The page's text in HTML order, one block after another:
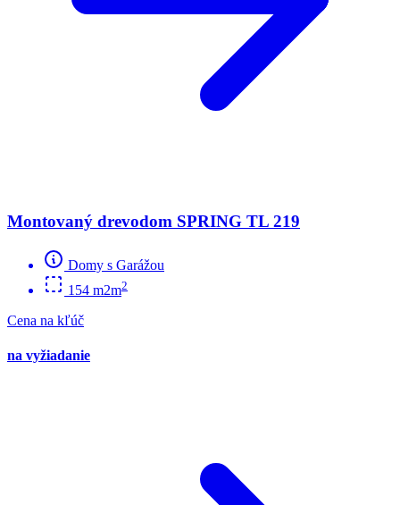
Montovaný drevodom SPRING TL 219
Domy s Garážou
154 m2m2
Cena na kľúč
na vyžiadanie